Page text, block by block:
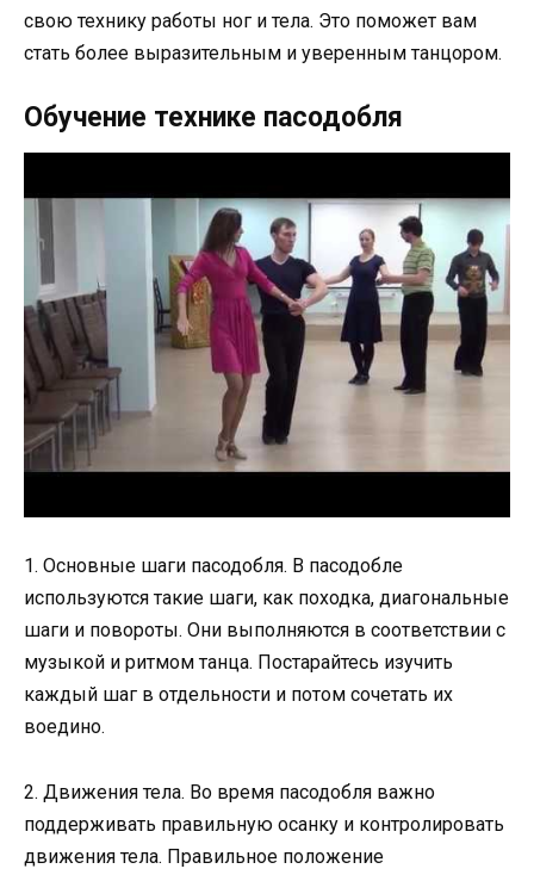
свою технику работы ног и тела. Это поможет вам
стать более выразительным и уверенным танцором.
Обучение технике пасодобля
1. Основные шаги пасодобля. В пасодобле
используются такие шаги, как походка, диагональные
шаги и повороты. Они выполняются в соответствии с
музыкой и ритмом танца. Постарайтесь изучить
каждый шаг в отдельности и потом сочетать их
воедино.
2. Движения тела. Во время пасодобля важно
поддерживать правильную осанку и контролировать
движения тела. Правильное положение